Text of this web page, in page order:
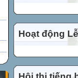
Hoạt động